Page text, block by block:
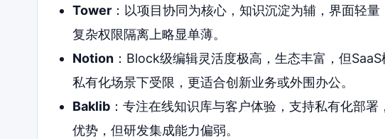
Tower：以项目协同为核心，知识沉淀为辅，界面轻
复杂权限隔离上略显单薄。
Notion：Block级编辑灵活度极高，生态丰富，但
私有化场景下受限，更适合创新业务或外围办公。
Baklib：专注在线知识库与客户体验，支持私有化部
优势，但研发集成能力偏弱。